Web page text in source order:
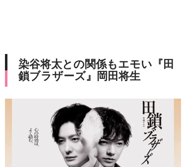
染谷将太との関係もエモい『田
鎖ブラザーズ』岡田将生